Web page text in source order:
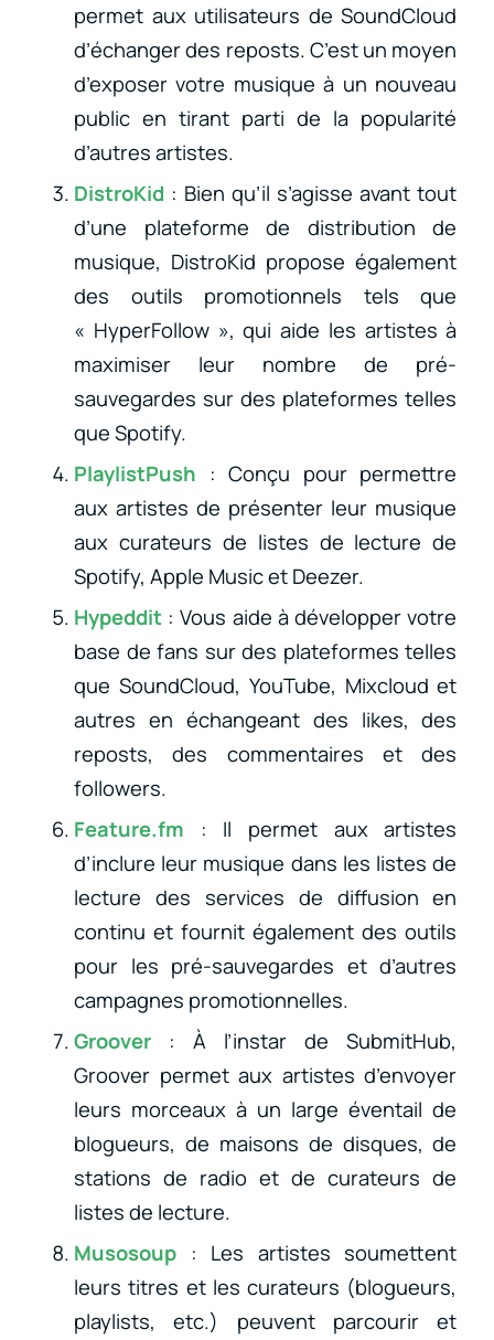
permet aux utilisateurs de SoundCloud
d’échanger des reposts. C’est un moyen
d’exposer votre musique à un nouveau
public en tirant parti de la popularité
d’autres artistes.
DistroKid : Bien qu’il s’agisse avant tout
d’une plateforme de distribution de
musique, DistroKid propose également
des outils promotionnels tels que
« HyperFollow », qui aide les artistes à
maximiser leur nombre de pré-
sauvegardes sur des plateformes telles
que Spotify.
PlaylistPush : Conçu pour permettre
aux artistes de présenter leur musique
aux curateurs de listes de lecture de
Spotify, Apple Music et Deezer.
Hypeddit : Vous aide à développer votre
base de fans sur des plateformes telles
que SoundCloud, YouTube, Mixcloud et
autres en échangeant des likes, des
reposts, des commentaires et des
followers.
Feature.fm : Il permet aux artistes
d’inclure leur musique dans les listes de
lecture des services de diffusion en
continu et fournit également des outils
pour les pré-sauvegardes et d’autres
campagnes promotionnelles.
Groover : À l’instar de SubmitHub,
Groover permet aux artistes d’envoyer
leurs morceaux à un large éventail de
blogueurs, de maisons de disques, de
stations de radio et de curateurs de
listes de lecture.
Musosoup : Les artistes soumettent
leurs titres et les curateurs (blogueurs,
playlists, etc.) peuvent parcourir et